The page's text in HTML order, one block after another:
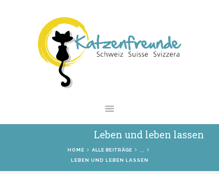
Leben und leben lassen
HOME ALLE BEITRÄGE
LEBEN UND LEBEN LASSEN
NEWS
VERMITTLUNG
INTERESSANTES
SHOP